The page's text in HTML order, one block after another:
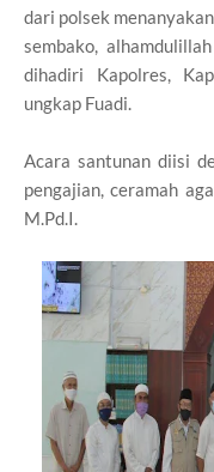
dari polsek
sembako,
dihadiri Kapolres,
ungkap Fuadi.
Acara santunan diisi
pengajian, ceramah
M.Pd.I.